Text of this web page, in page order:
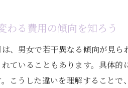
わる費用の傾向を知ろう
、男女で若干異なる傾向が見
ていることもあります。具体
こうした違いを理解することで